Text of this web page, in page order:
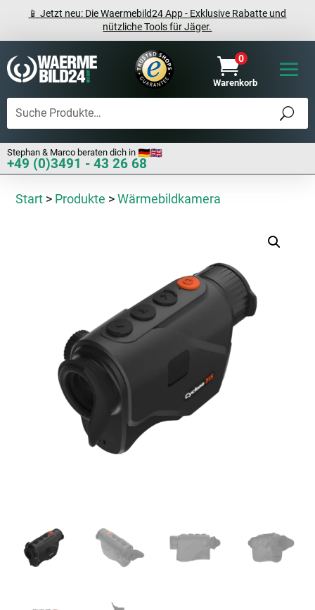
📱 Jetzt neu: Die Waermebild24 App - Exklusive Rabatte und
nützliche Tools für Jäger.
0
Warenkorb
Stephan & Marco beraten dich in
+49 (0)3491 - 43 26 68
Start > Produkte >Wärmebildkamera